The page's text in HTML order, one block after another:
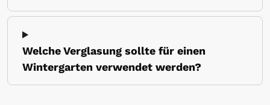
Welche Verglasung sollte für einen
Wintergarten verwendet werden?